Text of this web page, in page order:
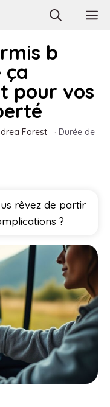
b
ça
pour vos
Forest · Durée de
rêvez de partir
?